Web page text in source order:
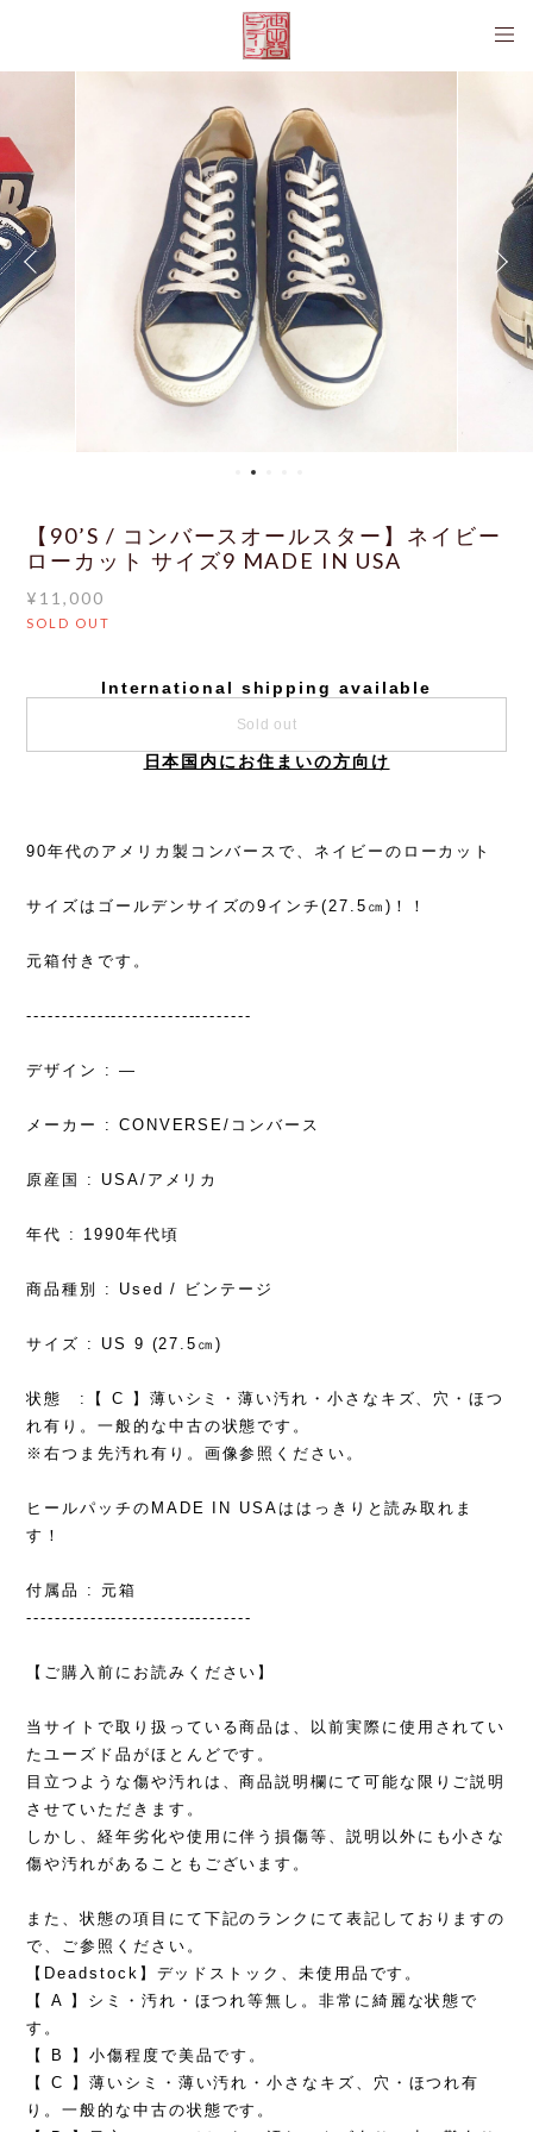
【90’S / コンバースオールスター】ネイビー
ローカット サイズ9 MADE IN USA
¥11,000
SOLD OUT
International shipping available
Sold out
日本国内にお住まいの方向け
90年代のアメリカ製コンバースで、ネイビーのローカット
サイズはゴールデンサイズの9インチ(27.5㎝)！！
元箱付きです。
--------------------------------
デザイン : ―
メーカー : CONVERSE/コンバース
原産国 : USA/アメリカ
年代 : 1990年代頃
商品種別 : Used / ビンテージ
サイズ : US 9 (27.5㎝)
状態 :【 C 】薄いシミ・薄い汚れ・小さなキズ、穴・ほつ
れ有り。一般的な中古の状態です。
※右つま先汚れ有り。画像参照ください。
ヒールパッチのMADE IN USAははっきりと読み取れま
す！
付属品 : 元箱
--------------------------------
【ご購入前にお読みください】
当サイトで取り扱っている商品は、以前実際に使用されてい
たユーズド品がほとんどです。
目立つような傷や汚れは、商品説明欄にて可能な限りご説明
させていただきます。
しかし、経年劣化や使用に伴う損傷等、説明以外にも小さな
傷や汚れがあることもございます。
また、状態の項目にて下記のランクにて表記しておりますの
で、ご参照ください。
【Deadstock】デッドストック、未使用品です。
【 A 】シミ・汚れ・ほつれ等無し。非常に綺麗な状態で
す。
【 B 】小傷程度で美品です。
【 C 】薄いシミ・薄い汚れ・小さなキズ、穴・ほつれ有
り。一般的な中古の状態です。